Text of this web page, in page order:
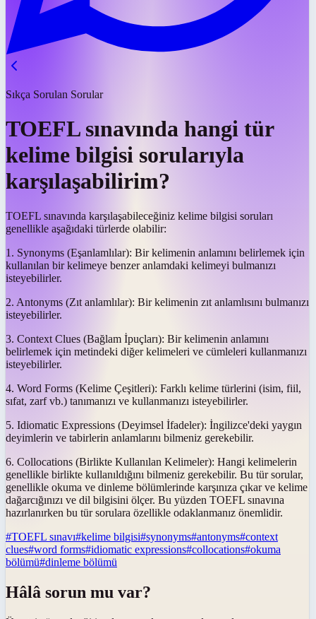
Sıkça Sorulan Sorular
TOEFL sınavında hangi tür
kelime bilgisi sorularıyla
karşılaşabilirim?
TOEFL sınavında karşılaşabileceğiniz kelime bilgisi soruları
genellikle aşağıdaki türlerde olabilir:
1. Synonyms (Eşanlamlılar): Bir kelimenin anlamını belirlemek için
kullanılan bir kelimeye benzer anlamdaki kelimeyi bulmanızı
isteyebilirler.
2. Antonyms (Zıt anlamlılar): Bir kelimenin zıt anlamlısını bulmanızı
isteyebilirler.
3. Context Clues (Bağlam İpuçları): Bir kelimenin anlamını
belirlemek için metindeki diğer kelimeleri ve cümleleri kullanmanızı
isteyebilirler.
4. Word Forms (Kelime Çeşitleri): Farklı kelime türlerini (isim, fiil,
sıfat, zarf vb.) tanımanızı ve kullanmanızı isteyebilirler.
5. Idiomatic Expressions (Deyimsel İfadeler): İngilizce'deki yaygın
deyimlerin ve tabirlerin anlamlarını bilmeniz gerekebilir.
6. Collocations (Birlikte Kullanılan Kelimeler): Hangi kelimelerin
genellikle birlikte kullanıldığını bilmeniz gerekebilir. Bu tür sorular,
genellikle okuma ve dinleme bölümlerinde karşınıza çıkar ve kelime
dağarcığınızı ve dil bilgisini ölçer. Bu yüzden TOEFL sınavına
hazırlanırken bu tür sorulara özellikle odaklanmanız önemlidir.
#TOEFL sınavı#kelime bilgisi#synonyms#antonyms#context
clues#word forms#idiomatic expressions#collocations#okuma
bölümü#dinleme bölümü
Hâlâ sorun mu var?